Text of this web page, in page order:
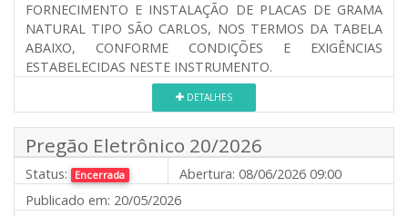
FORNECIMENTO E INSTALAÇÃO DE PLACAS DE GRAMA
NATURAL TIPO SÃO CARLOS, NOS TERMOS DA TABELA
ABAIXO, CONFORME CONDIÇÕES E EXIGÊNCIAS
ESTABELECIDAS NESTE INSTRUMENTO.
DETALHES
Pregão Eletrônico 20/2026
Status: Encerrada Abertura: 08/06/2026 09:00
Publicado em: 20/05/2026